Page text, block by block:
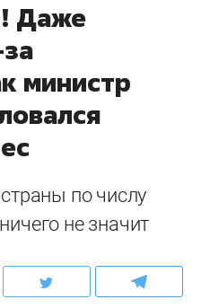
Даже
министр
по числу
не значит